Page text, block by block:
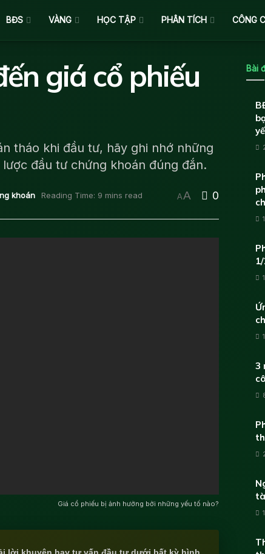
BĐS VÀNG HỌC TẬP PHÂN TÍCH CÔNG
giá cổ phiếu
tháo khi đầu tư, hãy ghi nhớ những
đầu tư chứng khoán đúng đắn.
khoán Reading Time: 9 mins read AA 0
Giá cổ phiếu bị ảnh hưởng bởi những yếu tố nào?
Bài
3